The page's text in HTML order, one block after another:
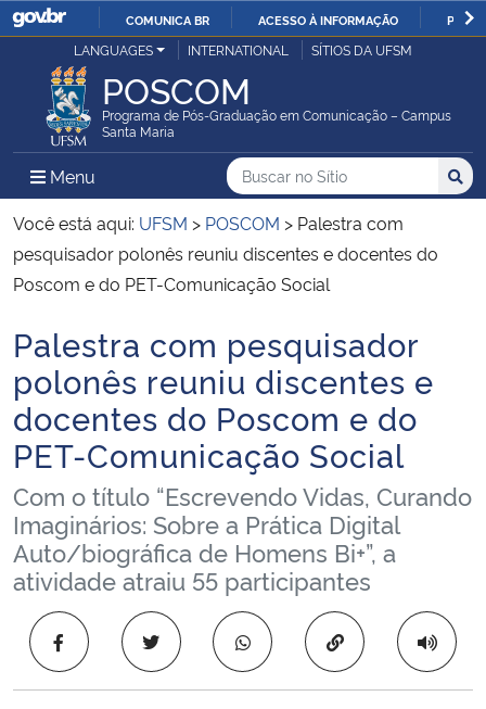
IR
PARA
O
COMUNICA BR ACESSO À INFORMAÇÃO
Ministério da Justiça e Segurança Pública
Ministério da Defesa
Ministério das Relações Exteriores
Ministério da Economia
Ministério da Infraestrutura
Ministério da Agricultura, Pecuária e Abastecimento
Ministério da Educação
Ministério da Cidadania
Ministério da Saúde
Ministério de Minas e Energia
Ministério da Ciência, Tecnologia, Inovações e Comunicações
LANGUAGES INTERNATIONAL SÍTIOS DA UFSM
POSCOM
Programa de Pós-Graduação em Comunicação – Campus
Santa Maria
Menu Menu Principal do Sítio
Busca
Buscar no no Sítio
Busca:
Você está aqui: UFSM > POSCOM > Palestra com
pesquisador polonês reuniu discentes e docentes do
Poscom e do PET-Comunicação Social
Início do conteúdo
Palestra com pesquisador
polonês reuniu discentes e
docentes do Poscom e do
PET-Comunicação Social
Com o título “Escrevendo Vidas, Curando
Imaginários: Sobre a Prática Digital
Auto/biográfica de Homens Bi+”, a
atividade atraiu 55 participantes
Copiar para área